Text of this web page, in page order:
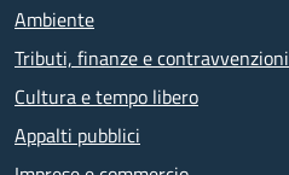
Ambiente
Tributi, finanze e contravvenzioni
Cultura e tempo libero
Appalti pubblici